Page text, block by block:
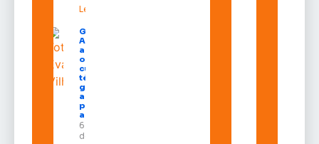
Leia mais »
Governo do
Amapá
amplia
oferta de
cursos
técnicos e
garante
auxílio
permanência
a estudantes
6 de agosto
de 2026